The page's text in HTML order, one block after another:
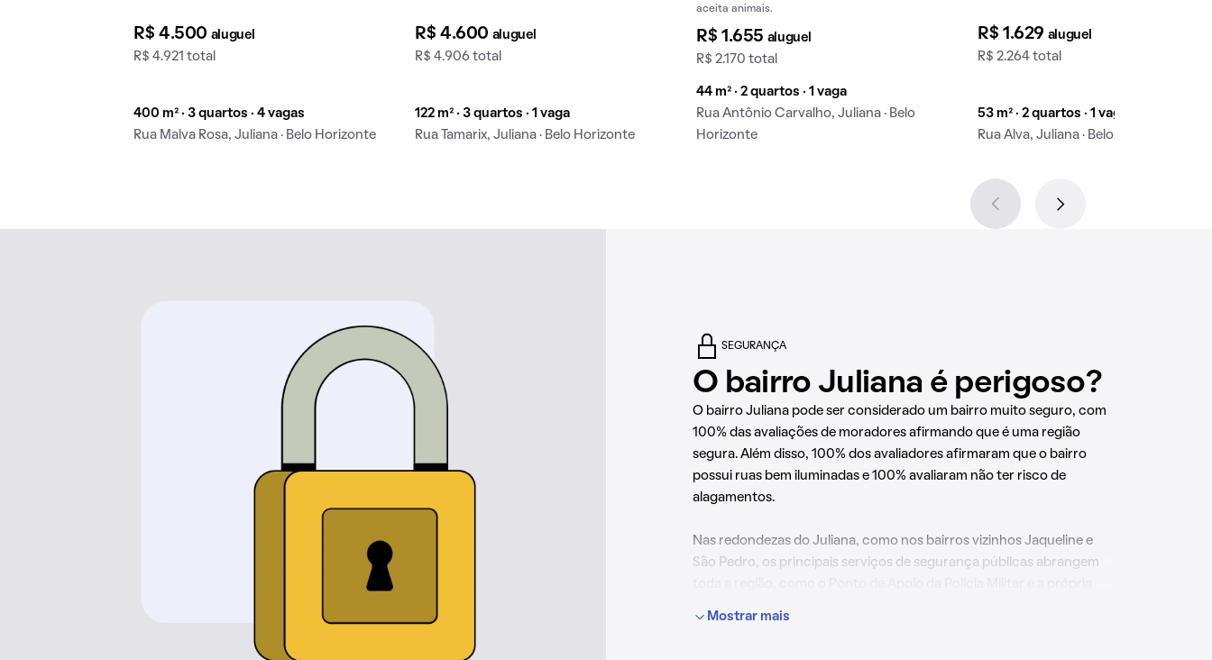
R$ 4.500 aluguel
R$ 4.921 total
400 m² · 3 quartos · 4 vagas
Rua Malva Rosa, Juliana · Belo Horizonte
R$ 4.600 aluguel
R$ 4.906 total
122 m² · 3 quartos · 1 vaga
Rua Tamarix, Juliana · Belo Horizonte
aceita animais.
R$ 1.655 aluguel
R$ 2.170 total
44 m² · 2 quartos · 1 vaga
Rua Antônio Carvalho, Juliana · Belo
Horizonte
R$ 1.629 aluguel
R$ 2.264 total
53 m² · 2 quartos · 1 vaga
Rua Alva, Juliana · Belo Horizonte
SEGURANÇA
O bairro Juliana é perigoso?
O bairro Juliana pode ser considerado um bairro muito seguro, com
100% das avaliações de moradores afirmando que é uma região
segura. Além disso, 100% dos avaliadores afirmaram que o bairro
possui ruas bem iluminadas e 100% avaliaram não ter risco de
alagamentos.
Nas redondezas do Juliana, como nos bairros vizinhos Jaqueline e
São Pedro, os principais serviços de segurança públicas abrangem
Mostrar mais